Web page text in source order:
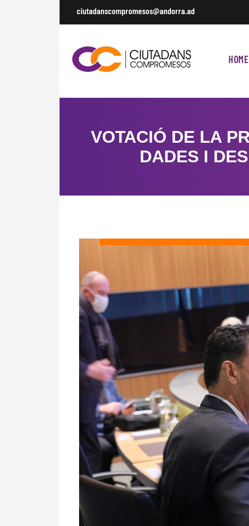
ciutadanscompromesos@andorra.ad
HOME
VOTACIÓ DE LA
DADES I